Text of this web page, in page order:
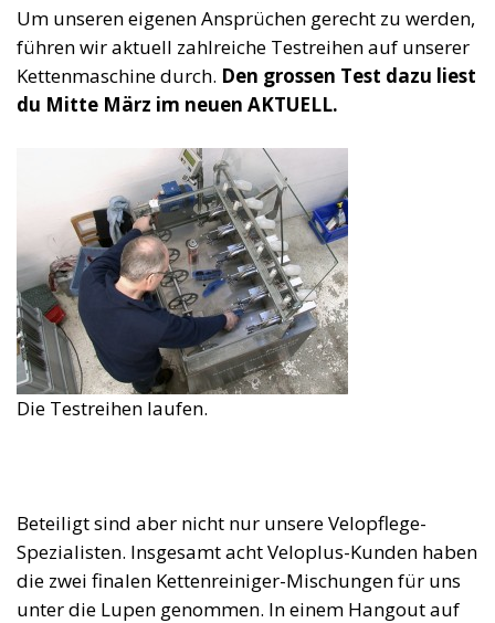
Um unseren eigenen Ansprüchen gerecht zu werden,
führen wir aktuell zahlreiche Testreihen auf unserer
Kettenmaschine durch. Den grossen Test dazu liest
du Mitte März im neuen AKTUELL.
Die Testreihen laufen.
Beteiligt sind aber nicht nur unsere Velopflege-
Spezialisten. Insgesamt acht Veloplus-Kunden haben
die zwei finalen Kettenreiniger-Mischungen für uns
unter die Lupen genommen. In einem Hangout auf